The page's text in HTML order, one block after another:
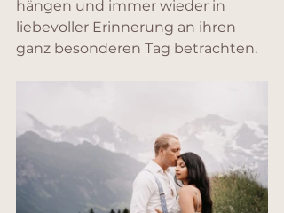
hängen und immer wieder in
liebevoller Erinnerung an ihren
ganz besonderen Tag betrachten.